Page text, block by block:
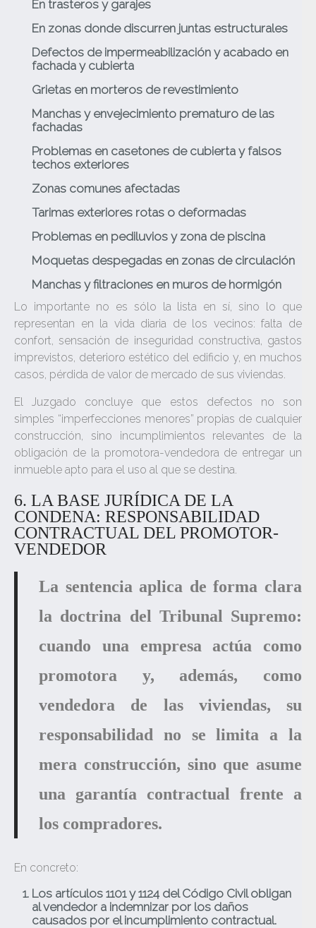
En trasteros y garajes
En zonas donde discurren juntas estructurales
Defectos de impermeabilización y acabado en
fachada y cubierta
Grietas en morteros de revestimiento
Manchas y envejecimiento prematuro de las
fachadas
Problemas en casetones de cubierta y falsos
techos exteriores
Zonas comunes afectadas
Tarimas exteriores rotas o deformadas
Problemas en pediluvios y zona de piscina
Moquetas despegadas en zonas de circulación
Manchas y filtraciones en muros de hormigón
Lo importante no es sólo la lista en sí, sino lo que
representan en la vida diaria de los vecinos: falta de
confort, sensación de inseguridad constructiva, gastos
imprevistos, deterioro estético del edificio y, en muchos
casos, pérdida de valor de mercado de sus viviendas.
El Juzgado concluye que estos defectos no son
simples “imperfecciones menores” propias de cualquier
construcción, sino incumplimientos relevantes de la
obligación de la promotora-vendedora de entregar un
inmueble apto para el uso al que se destina.
6. LA BASE JURÍDICA DE LA
CONDENA: RESPONSABILIDAD
CONTRACTUAL DEL PROMOTOR-
VENDEDOR
La sentencia aplica de forma clara
la doctrina del Tribunal Supremo:
cuando una empresa actúa como
promotora y, además, como
vendedora de las viviendas, su
responsabilidad no se limita a la
mera construcción, sino que asume
una garantía contractual frente a
los compradores.
En concreto:
Los artículos 1101 y 1124 del Código Civil obligan
al vendedor a indemnizar por los daños
causados por el incumplimiento contractual.